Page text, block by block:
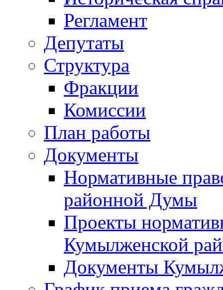
Регламент
Депутаты
Структура
Фракции
Комиссии
План работы
Документы
Нормативные
районной Думы
Проекты
Кумылженской
Документы